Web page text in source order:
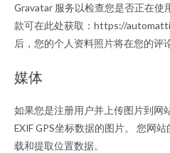
Gravatar 服务以检查您是否正在使
款可在此处获取：https://
后，您的个人资料照片将在您的评
媒体
如果您是注册用户并上传图片到网
EXIF GPS坐标数据的图片。 您网
载和提取位置数据。